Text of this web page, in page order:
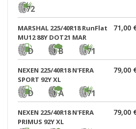
72
MARSHAL 225/40R18 RunFlat
MU12 88Y DOT21 MAR
D B 71
71,00
NEXEN 225/40R18 N'FERA
SPORT 92Y XL
D A 71
79,00
NEXEN 225/40R18 N'FERA
PRIMUS 92Y XL
79,00